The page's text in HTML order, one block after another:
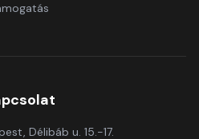
Délibáb u. 15.-17.